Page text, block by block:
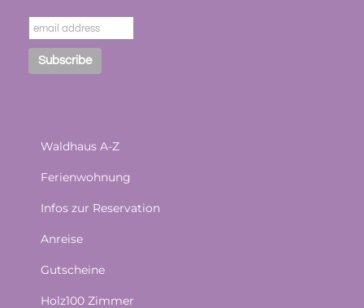
Waldhaus A-Z
Ferienwohnung
Infos zur Reservation
Anreise
Gutscheine
Holz100 Zimmer